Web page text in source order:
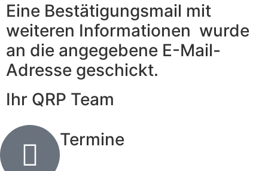
Eine Bestätigungsmail mit
weiteren Informationen wurde
an die angegebene E-Mail-
Adresse geschickt.
Ihr QRP Team
Termine